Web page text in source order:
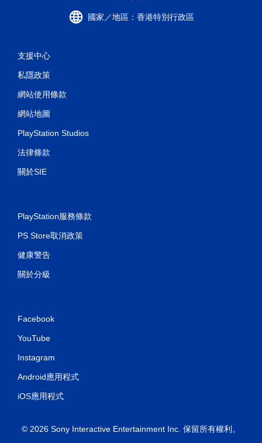
國家／地區：香港特別行政區
支援中心
私隱政策
網站使用條款
網站地圖
PlayStation Studios
法律條款
關於SIE
PlayStation服務條款
PS Store取消政策
健康警告
關於分級
Facebook
YouTube
Instagram
Android應用程式
iOS應用程式
© 2026 Sony Interactive Entertainment Inc. 保留所有權利。